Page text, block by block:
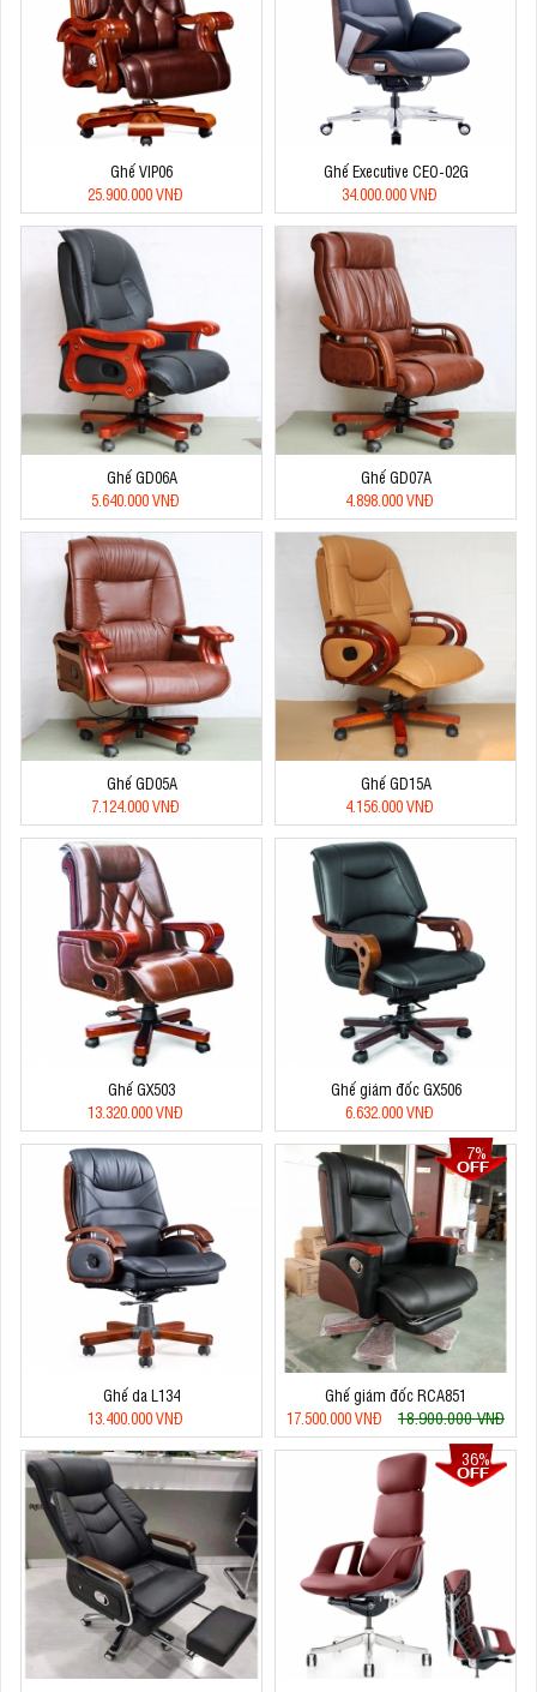
Ghế VIP06
25.900.000 VNĐ
Ghế Executive CEO-02G
34.000.000 VNĐ
Ghế GD06A
5.640.000 VNĐ
Ghế GD07A
4.898.000 VNĐ
Ghế GD05A
7.124.000 VNĐ
Ghế GD15A
4.156.000 VNĐ
Ghế GX503
13.320.000 VNĐ
Ghế giám đốc GX506
6.632.000 VNĐ
Ghế da L134
13.400.000 VNĐ
7%
Ghế giám đốc RCA851
17.500.000 VNĐ
18.900.000 VNĐ
36%